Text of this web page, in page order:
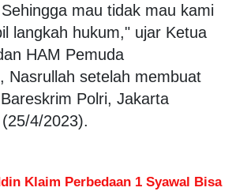
mau tidak mau kami
langkah hukum," ujar Ketua
HAM Pemuda
Nasrullah setelah membuat
Polri, Jakarta
4/2023).
Klaim Perbedaan 1 Syawal Bisa